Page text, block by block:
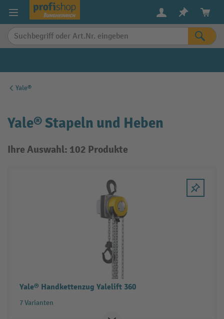
springen
Yale®
Yale® Stapeln und Heben
Ihre Auswahl: 102 Produkte
Yale® Handkettenzug Yalelift 360
7 Varianten